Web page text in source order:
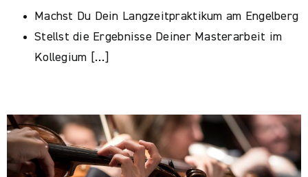
Machst Du Dein Langzeitpraktikum am Engelberg
Stellst die Ergebnisse Deiner Masterarbeit im
Kollegium […]